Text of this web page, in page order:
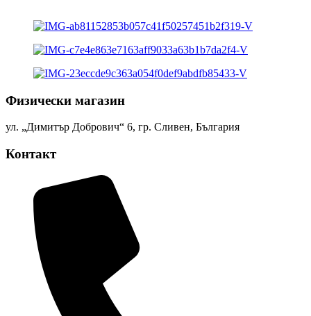
Физически магазин
ул. „Димитър Добрович“ 6, гр. Сливен, България
Контакт